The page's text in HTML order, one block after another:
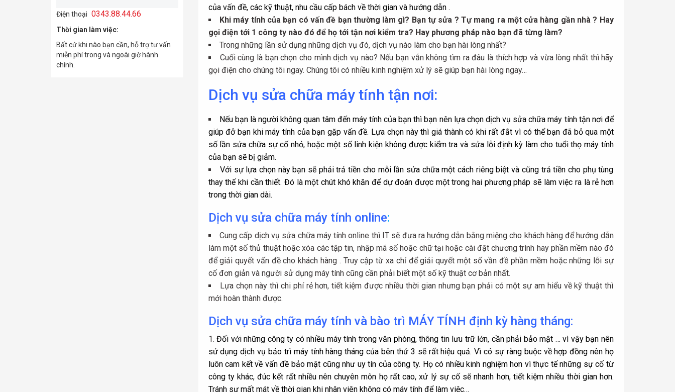
Điện thoại 0343.88.44.66
Thời gian làm việc:
Bất cứ khi nào bạn cần, hỗ trợ tư vấn
miễn phí trong và ngoài giờ hành
chính.
của vấn đề, các kỹ thuật, nhu cầu cấp bách về thời gian và hướng dẫn .
Khi máy tính của bạn có vấn đề bạn thường làm gì? Bạn tự sửa ? Tự mang ra một cửa hàng gần nhà ? Hay
gọi điện tới 1 công ty nào đó để họ tới tận nơi kiểm tra? Hay phương pháp nào bạn đã từng làm?
Trong những lần sử dụng những dịch vụ đó, dịch vụ nào làm cho bạn hài lòng nhất?
Cuối cùng là bạn chọn cho mình dịch vụ nào? Nếu bạn vẫn không tìm ra đâu là thích hợp và vừa lòng nhất thì hãy
gọi điện cho chúng tôi ngay. Chúng tôi có nhiều kinh nghiệm xử lý sẽ giúp bạn hài lòng ngay…
Dịch vụ sửa chữa máy tính tận nơi:
Nếu bạn là người không quan tâm đến máy tính của bạn thì bạn nên lựa chọn dịch vụ sửa chữa máy tính tận nơi để
giúp đở bạn khi máy tính của bạn gặp vấn đề. Lựa chọn này thì giá thành có khi rất đắt vì có thể bạn đã bỏ qua một
số lần sửa chữa sự cố nhỏ, hoặc một số linh kiện không được kiểm tra và sửa lỗi định kỳ làm cho tuổi thọ máy tính
của bạn sẽ bị giảm.
Với sự lựa chọn này bạn sẽ phải trả tiền cho mỗi lần sửa chữa một cách riêng biệt và cũng trả tiền cho phụ tùng
thay thế khi cần thiết. Đó là một chút khó khăn để dự đoán được một trong hai phương pháp sẽ làm việc ra là rẻ hơn
trong thời gian dài.
Dịch vụ sửa chữa máy tính online:
Cung cấp dịch vụ sửa chữa máy tính online thì IT sẽ đưa ra hướng dẫn bằng miệng cho khách hàng để hướng dẫn
làm một số thủ thuật hoặc xóa các tập tin, nhập mã số hoặc chữ tại hoặc cài đặt chương trình hay phần mềm nào đó
để giải quyết vấn đề cho khách hàng . Truy cập từ xa chỉ để giải quyết một số vần đề phần mềm hoặc những lỗi sự
cố đơn giản và người sử dụng máy tính cũng cần phải biết một số kỹ thuật cơ bản nhất.
Lựa chọn này thì chi phí rẻ hơn, tiết kiệm được nhiều thời gian nhưng bạn phải có một sự am hiểu về kỹ thuật thì
mới hoàn thành được.
Dịch vụ sửa chữa máy tính và bào trì MÁY TÍNH định kỳhàng tháng:
Đối với những công ty có nhiều máy tính trong văn phòng, thông tin lưu trữ lớn, cần phải bảo mật … vì vậy bạn nên
sử dụng dịch vụ bảo trì máy tính hàng tháng của bên thứ 3 sẽ rất hiệu quả. Vì có sự ràng buộc về hợp đồng nên họ
luôn cam kết về vấn đề bảo mật cũng như uy tín của công ty. Họ có nhiều kinh nghiệm hơn vì thực tế những sự cố từ
công ty khác, đúc kết rất nhiều nên chuyên môn họ rất cao, xử lý sự cố sẽ nhanh hơn, tiết kiệm nhiều thời gian hơn.
Tránh sự mất mát về thời gian khi nhân viên không có máy tính để làm việc…